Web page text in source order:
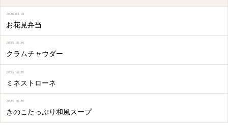
お花見弁当
2026.03.18
クラムチャウダー
2025.10.20
ミネストローネ
2025.10.20
きのこたっぷり和風スープ
2025.10.20